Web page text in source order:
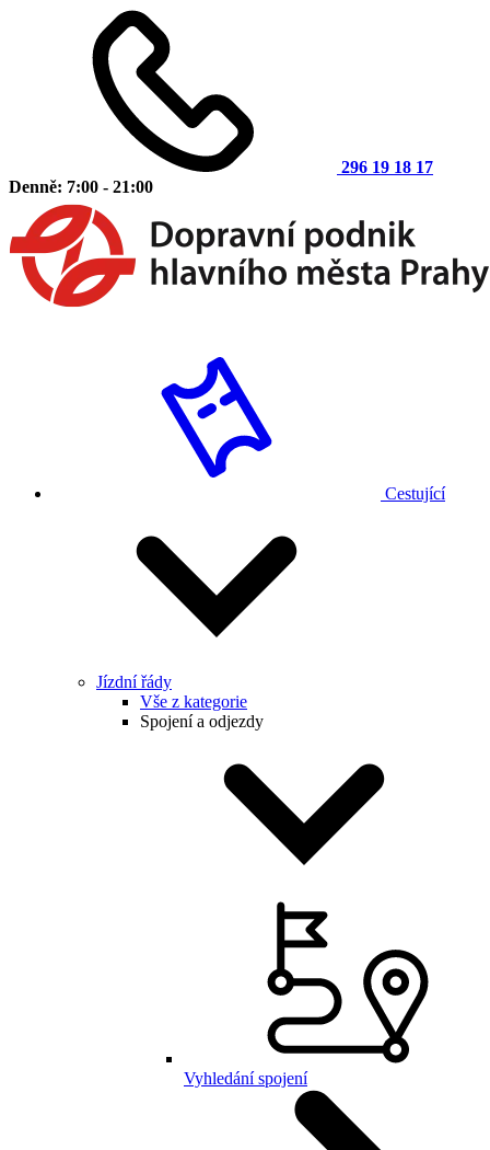
296 19 18 17
Denně: 7:00 - 21:00
Cestující
Jízdní řády
Vše z kategorie
Spojení a odjezdy
Vyhledání spojení